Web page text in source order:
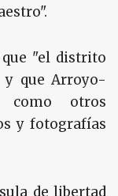
"el distrito
que Arroyo-
como otros
y fotografías
de libertad